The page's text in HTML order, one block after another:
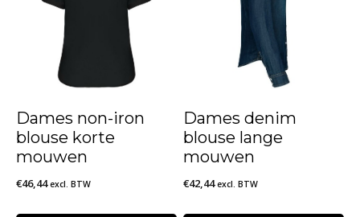
Dames non-iron
blouse korte
mouwen
€46,44 excl. BTW
Dames denim
blouse lange
mouwen
€42,44 excl. BTW